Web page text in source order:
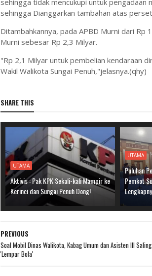
sehingga tidak mencukupi untuk pengadaan
sehingga Dianggarkan tambahan atas
Ditambahkannya, pada APBD Murni dari
Murni sebesar Rp 2,3 Milyar.
"Rp 2,1 Milyar untuk pembelian kendaraan
Wakil Walikota Sungai Penuh,"jelasnya.(qhy)
SHARE THIS
UTAMA
Aktivis : Pak KPK Sekali-kali Mampir ke
Kerinci dan Sungai Penuh Dong!
UTAMA
Puluhan
Pemkot
PREVIOUS
Soal Mobil Dinas Walikota, Kabag Umum dan Asisten III Saling
'Lempar Bola'